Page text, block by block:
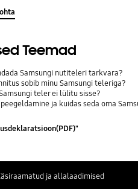
Teemad
Samsungi nutiteleri tarkvara?
sobib minu Samsungi teleriga?
teler ei lülitu sisse?
ja kuidas seda oma
ja allalaadimised